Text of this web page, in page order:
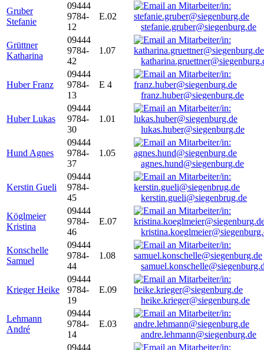
Gruber
Stefanie
09444
9784-
12
E.02
stefanie.gruber@siegenburg.de
Grüttner
Katharina
09444
9784-
42
1.07
Huber Franz
09444
9784-
13
E 4
franz.huber@siegenburg.de
Huber Lukas
09444
9784-
30
1.01
lukas.huber@siegenburg.de
Hund Agnes
09444
9784-
37
1.05
agnes.hund@siegenburg.de
Kerstin Gueli
09444
9784-
45
kerstin.gueli@siegenbrug.de
Köglmeier
Kristina
09444
9784-
46
E.07
Konschelle
Samuel
09444
9784-
44
1.08
Krieger Heike
09444
9784-
19
E.09
heike.krieger@siegenburg.de
Lehmann
André
09444
9784-
14
E.03
andre.lehmann@siegenburg.de
09444